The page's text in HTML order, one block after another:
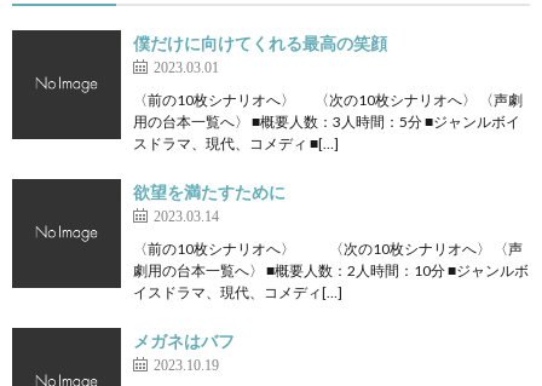
僕だけに向けてくれる最高の笑顔
2023.03.01
〈前の10枚シナリオへ〉 〈次の10枚シナリオへ〉 〈声劇
用の台本一覧へ〉 ■概要人数：3人時間：5分 ■ジャンルボイ
スドラマ、現代、コメディ ■[…]
欲望を満たすために
2023.03.14
〈前の10枚シナリオへ〉 〈次の10枚シナリオへ〉 〈声
劇用の台本一覧へ〉 ■概要人数：2人時間：10分 ■ジャンルボ
イスドラマ、現代、コメディ[…]
メガネはバフ
2023.10.19